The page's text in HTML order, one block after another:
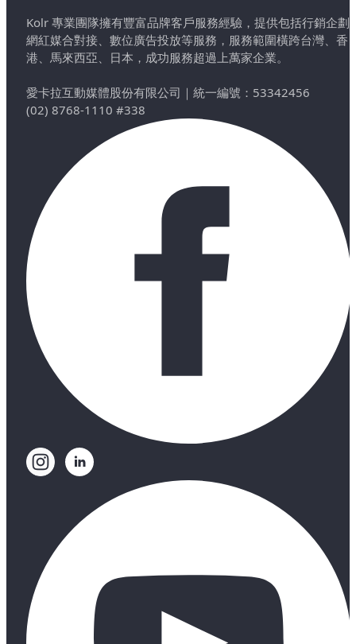
Kolr 專業團隊擁有豐富品牌客戶服務經驗，提供包括行銷企劃
網紅媒合對接、數位廣告投放等服務，服務範圍橫跨台灣、香
港、馬來西亞、日本，成功服務超過上萬家企業。
愛卡拉互動媒體股份有限公司 ｜ 統一編號：53342456
(02) 8768-1110 #338